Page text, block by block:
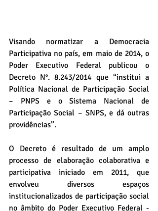
Visando normatizar a Democracia
Participativa no país, em maio de 2014, o
Poder Executivo Federal publicou o
Decreto N°. 8.243/2014 que “institui a
Política Nacional de Participação Social
– PNPS e o Sistema Nacional de
Participação Social – SNPS, e dá outras
providências”.
O Decreto é resultado de um amplo
processo de elaboração colaborativa e
participativa iniciado em 2011, que
envolveu diversos espaços
institucionalizados de participação social
no âmbito do Poder Executivo Federal -